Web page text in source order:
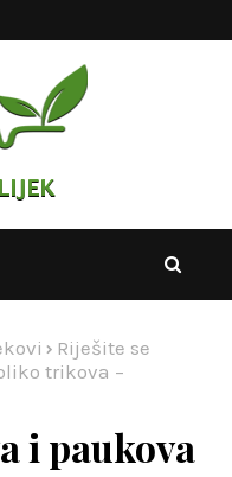
Riješite se
trikova –
i paukova